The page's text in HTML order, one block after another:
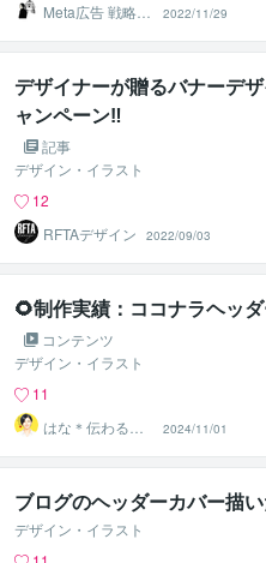
Meta広告 戦略マ
ーケター しぃ～
ま
2022/11/29
デザイナーが贈るバナーデ
ャンペーン‼
記事
デザイン・イラスト
12
RFTAデザイン
2022/09/03
🌻制作実績：ココナラヘッ
コンテンツ
デザイン・イラスト
11
はな＊伝わる形
に整えるデザイ
ン秘書
2024/11/01
ブログのヘッダーカバー描い
デザイン・イラスト